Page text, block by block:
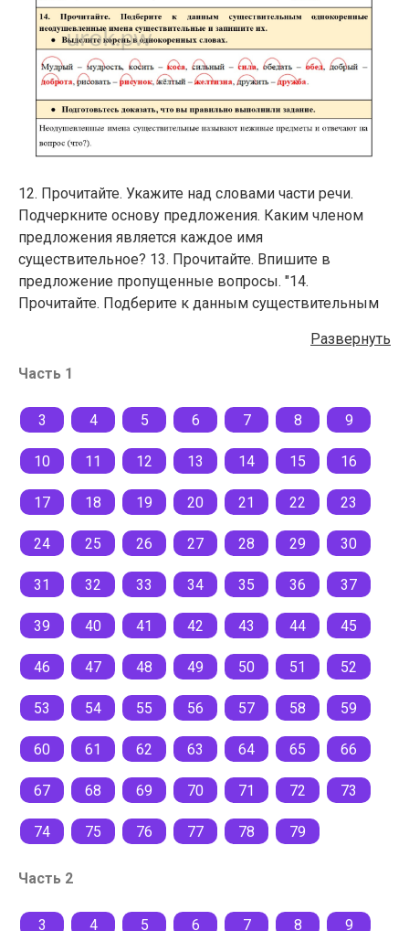
12. Прочитайте. Укажите над словами части речи.
Подчеркните основу предложения. Каким членом
предложения является каждое имя
существительное? 13. Прочитайте. Впишите в
предложение пропущенные вопросы. "14.
Прочитайте. Подберите к данным существительным
существительные и запишите их. Выделите корень в
однокоренных словах." Подготовьтесь доказать, что
Развернуть
Часть 1
3 4 5 6 7 8 9
10 11 12 13 14 15 16
17 18 19 20 21 22 23
24 25 26 27 28 29 30
31 32 33 34 35 36 37
39 40 41 42 43 44 45
46 47 48 49 50 51 52
53 54 55 56 57 58 59
60 61 62 63 64 65 66
67 68 69 70 71 72 73
74 75 76 77 78 79
Часть 2
3 4 5 6 7 8 9